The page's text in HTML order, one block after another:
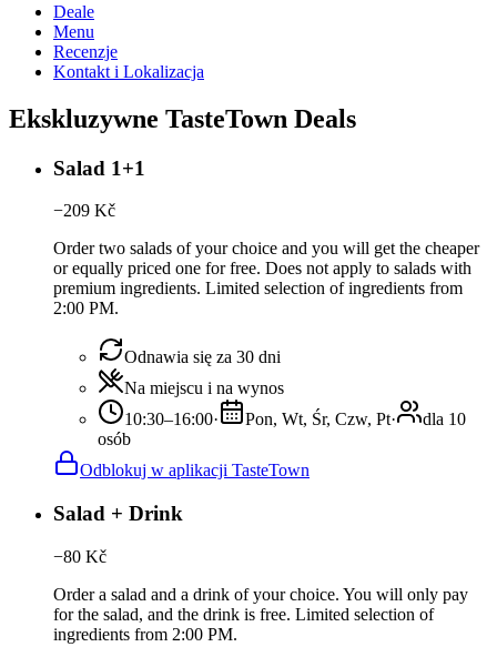
Deale
Menu
Recenzje
Kontakt i Lokalizacja
Ekskluzywne TasteTown Deals
Salad 1+1
−209 Kč
Order two salads of your choice and you will get the cheaper
or equally priced one for free. Does not apply to salads with
premium ingredients. Limited selection of ingredients from
2:00 PM.
Odnawia się za 30 dni
Na miejscu i na wynos
10:30–16:00· Pon, Wt, Śr, Czw, Pt·
dla 10
osób
Odblokuj w aplikacji TasteTown
Salad + Drink
−80 Kč
Order a salad and a drink of your choice. You will only pay
for the salad, and the drink is free. Limited selection of
ingredients from 2:00 PM.